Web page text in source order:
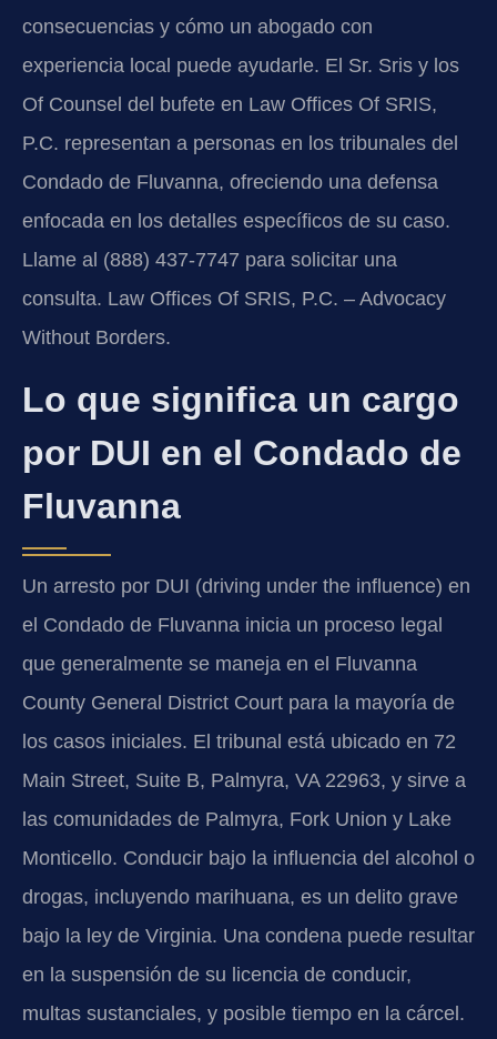
consecuencias y cómo un abogado con
experiencia local puede ayudarle. El Sr. Sris y los
Of Counsel del bufete en Law Offices Of SRIS,
P.C. representan a personas en los tribunales del
Condado de Fluvanna, ofreciendo una defensa
enfocada en los detalles específicos de su caso.
Llame al (888) 437-7747 para solicitar una
consulta. Law Offices Of SRIS, P.C. – Advocacy
Without Borders.
Lo que significa un cargo
por DUI en el Condado de
Fluvanna
Un arresto por DUI (driving under the influence) en
el Condado de Fluvanna inicia un proceso legal
que generalmente se maneja en el Fluvanna
County General District Court para la mayoría de
los casos iniciales. El tribunal está ubicado en 72
Main Street, Suite B, Palmyra, VA 22963, y sirve a
las comunidades de Palmyra, Fork Union y Lake
Monticello. Conducir bajo la influencia del alcohol o
drogas, incluyendo marihuana, es un delito grave
bajo la ley de Virginia. Una condena puede resultar
en la suspensión de su licencia de conducir,
multas sustanciales, y posible tiempo en la cárcel.